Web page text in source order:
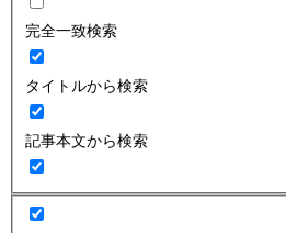
完全一致検索
タイトルから検索
記事本文から検索